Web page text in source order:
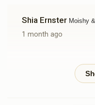
Shia Ernster Moishy
1 month ago
Hershel Stienmits